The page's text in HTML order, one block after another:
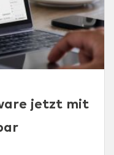
jetzt mit